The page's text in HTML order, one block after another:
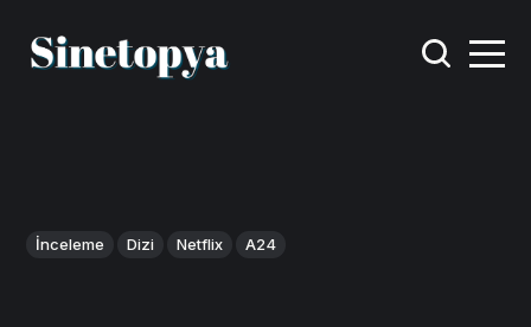
İnceleme Dizi Netflix A24